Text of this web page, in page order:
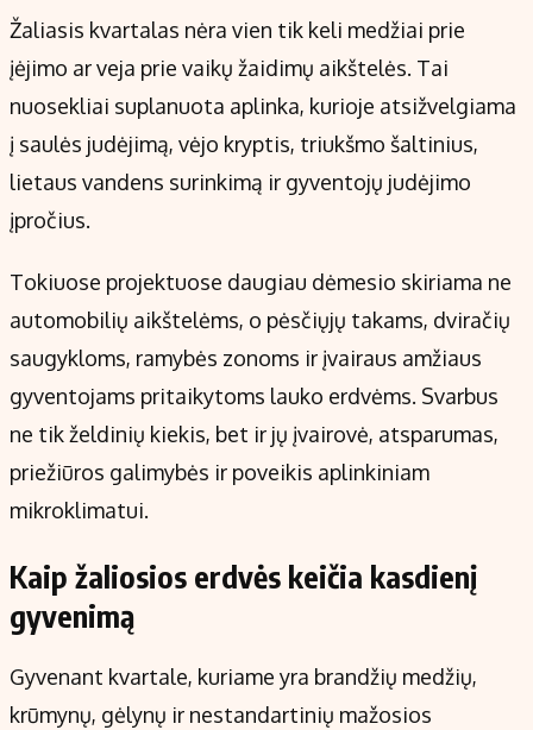
Žaliasis kvartalas nėra vien tik keli medžiai prie
įėjimo ar veja prie vaikų žaidimų aikštelės. Tai
nuosekliai suplanuota aplinka, kurioje atsižvelgiama
į saulės judėjimą, vėjo kryptis, triukšmo šaltinius,
lietaus vandens surinkimą ir gyventojų judėjimo
įpročius.
Tokiuose projektuose daugiau dėmesio skiriama ne
automobilių aikštelėms, o pėsčiųjų takams, dviračių
saugykloms, ramybės zonoms ir įvairaus amžiaus
gyventojams pritaikytoms lauko erdvėms. Svarbus
ne tik želdinių kiekis, bet ir jų įvairovė, atsparumas,
priežiūros galimybės ir poveikis aplinkiniam
mikroklimatui.
Kaip žaliosios erdvės keičia kasdienį
gyvenimą
Gyvenant kvartale, kuriame yra brandžių medžių,
krūmynų, gėlynų ir nestandartinių mažosios